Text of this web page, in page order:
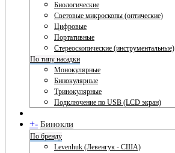
Биологические
Световые микроскопы (оптические)
Цифровые
Портативные
Стереоскопические (инструментальные)
По типу насадки
Монокулярные
Бинокулярные
Тринокулярные
Подключение по USB (LCD экран)
+- Бинокли
По бренду
Levenhuk (Левенгук - США)